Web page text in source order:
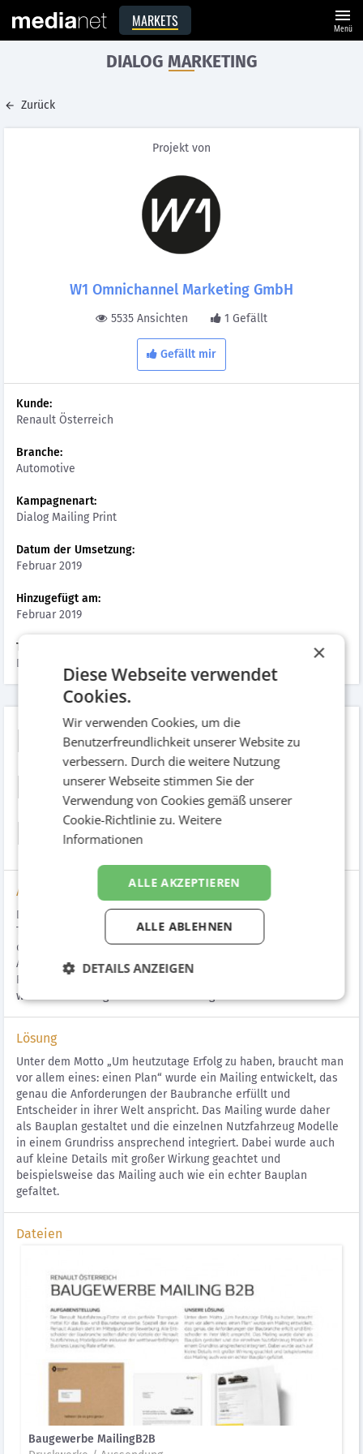
MARKETS menu
Menü
DIALOG MARKETING
Zurück
Projekt von
W1 Omnichannel Marketing GmbH
5535 Ansichten 1 Gefällt
Gefällt mir
Kunde:
Renault Österreich
Branche:
Automotive
Kampagnenart:
Dialog Mailing Print
Datum der Umsetzung:
Februar 2019
Hinzugefügt am:
Februar 2019
Tags:
Druckwerke, Aussendung
Renault Österreich
Baugewerbe Mailing
B2B
Aufgabenstellung
Die Renault Nutzfahrzeug-Flotte ist das perfekte
Transportmittel für das Bau- und Baunebengewerbe. Speziell
der neue Renault Alaskan steht im Mittelpunkt der Bewerbung.
Alle Entscheider der Baubranche sollten daher die Vorteile der
Renault Nutzfahrzeug Modellpalette inklusive der
wettbewerbsfähigen Business Leasing Rate erfahren.
Lösung
Unter dem Motto „Um heutzutage Erfolg zu haben, braucht man
vor allem eines: einen Plan“ wurde ein Mailing entwickelt, das
genau die Anforderungen der Baubranche erfüllt und
Entscheider in ihrer Welt anspricht. Das Mailing wurde daher
als Bauplan gestaltet und die einzelnen Nutzfahrzeug Modelle
in einem Grundriss ansprechend integriert. Dabei wurde auch
auf kleine Details mit großer Wirkung geachtet und
beispielsweise das Mailing auch wie ein echter Bauplan
gefaltet.
Dateien
Baugewerbe MailingB2B
×
Diese Webseite verwendet
Cookies.
Wir verwenden Cookies, um die
Benutzerfreundlichkeit unserer Website zu
verbessern. Durch die weitere Nutzung
unserer Webseite stimmen Sie der
Verwendung von Cookies gemäß unserer
Cookie-Richtlinie zu.Weitere
Informationen
ALLE AKZEPTIEREN
ALLE ABLEHNEN
DETAILS ANZEIGEN